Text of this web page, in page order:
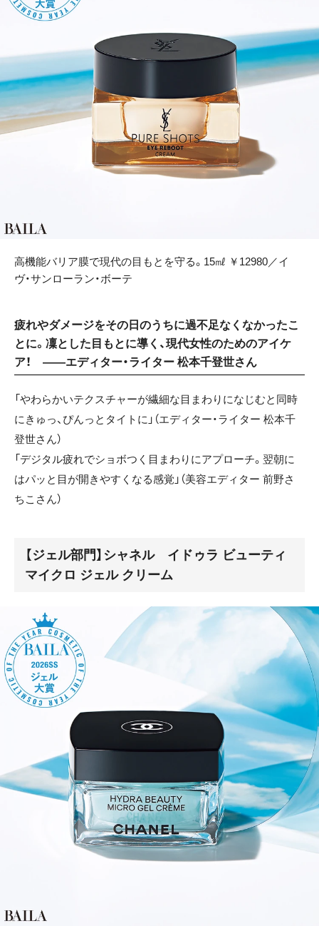
高機能バリア膜で現代の目もとを守る。15㎖ ￥12980／イ
ヴ・サンローラン・ボーテ
疲れやダメージをその日のうちに過不足なくなかったこ
とに。凜とした目もとに導く、現代女性のためのアイケ
ア！ ——エディター・ライター 松本千登世さん
「やわらかいテクスチャーが繊細な目まわりになじむと同時
にきゅっ、ぴんっとタイトに」（エディター・ライター 松本千
登世さん）
「デジタル疲れでショボつく目まわりにアプローチ。翌朝に
はパッと目が開きやすくなる感覚」（美容エディター 前野さ
ちこさん）
【ジェル部門】シャネル イドゥラ ビューティ
マイクロ ジェル クリーム